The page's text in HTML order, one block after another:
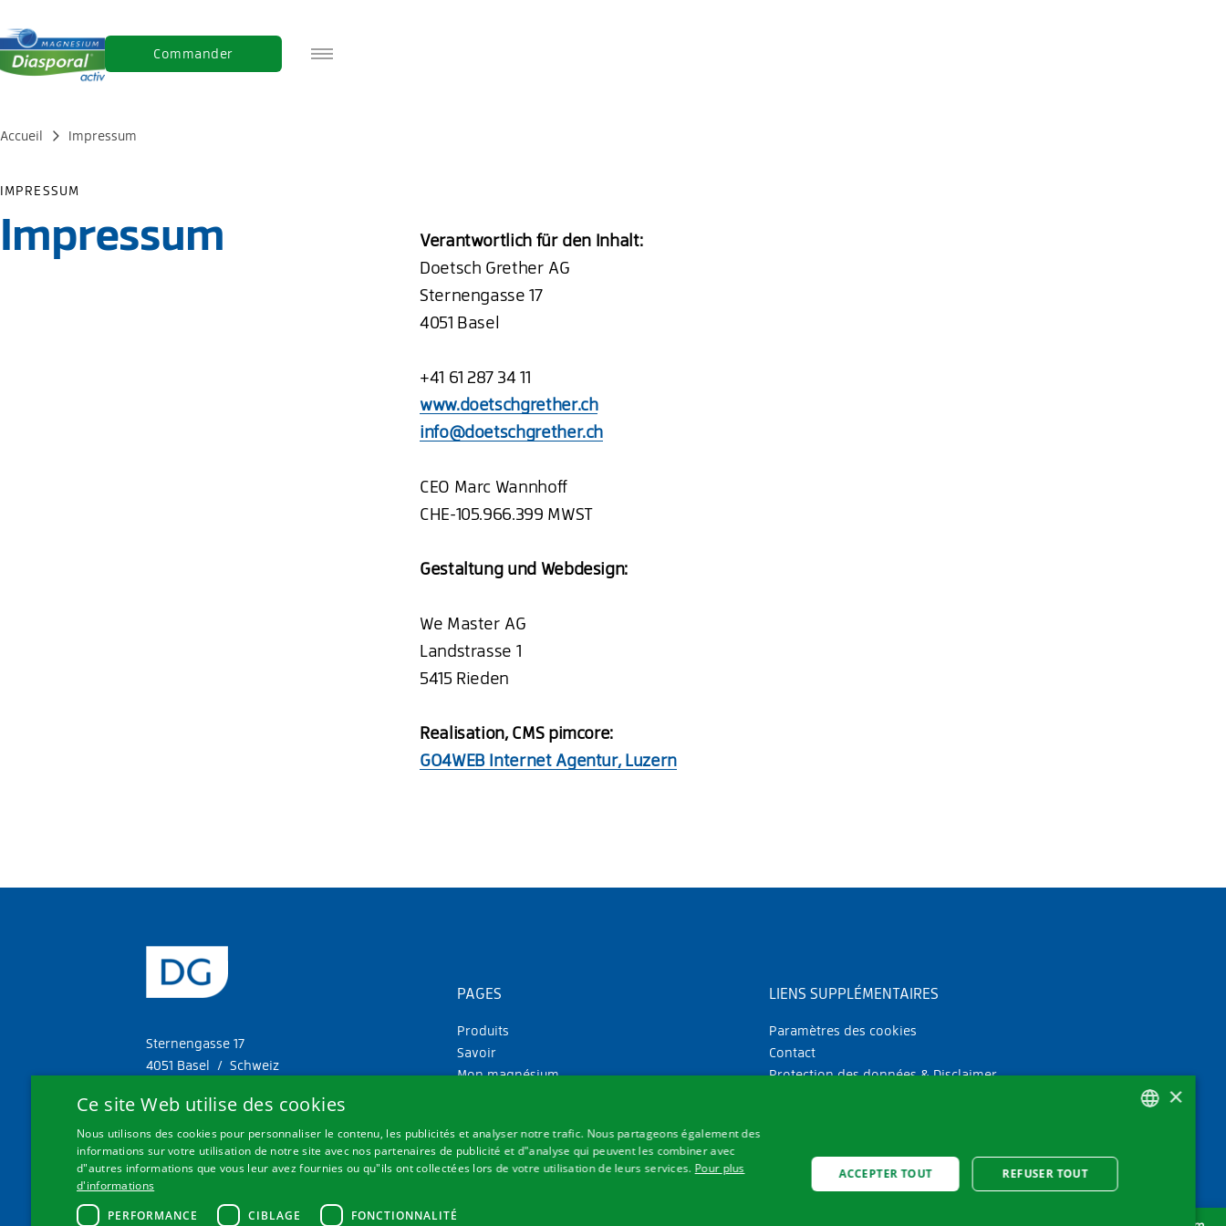
Commander
Accueil Impressum
IMPRESSUM
Impressum
Verantwortlich für den Inhalt:
Doetsch Grether AG
Sternengasse 17
4051 Basel
+41 61 287 34 11
www.doetschgrether.ch
info@doetschgrether.ch
CEO Marc Wannhoff
CHE-105.966.399 MWST
Gestaltung und Webdesign:
We Master AG
Landstrasse 1
5415 Rieden
Realisation, CMS pimcore:
GO4WEB Internet Agentur, Luzern
Sternengasse 17
4051 Basel / Schweiz
Tél. +41 61 287 34 11
Fax. +41 61 287 34 13
info@doetschgrether.ch
PAGES
Produits
Savoir
Mon magnésium
LIENS SUPPLÉMENTAIRES
Paramètres des cookies
Contact
Protection des données & Disclaimer
×
Ce site Web utilise des cookies
Nous utilisons des cookies pour personnaliser le contenu, les publicités et analyser notre trafic. Nous partageons également des
informations sur votre utilisation de notre site avec nos partenaires de publicité et d"analyse qui peuvent les combiner avec
d"autres informations que vous leur avez fournies ou qu"ils ont collectées lors de votre utilisation de leurs services. Pour plus
d'informations
PERFORMANCE
CIBLAGE FONCTIONNALITÉ
ACCEPTER TOUT REFUSER TOUT